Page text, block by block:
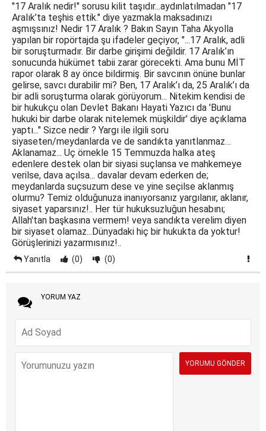
"17 Aralık nedir!" sorusu kilit taşıdır...aydınlatılmadan "17
Aralık’ta teşhis ettik." diye yazmakla maksadınızı
aşmışsınız! Nedir 17 Aralık ? Bakın Sayın Taha Akyolla
yapılan bir ropörtajda şu ifadeler geçiyor, "...17 Aralık, adli
bir soruşturmadır. Bir darbe girişimi değildir. 17 Aralık’ın
sonucunda hükümet tabii zarar görecekti. Ama bunu MİT
rapor olarak 8 ay önce bildirmiş. Bir savcının önüne bunlar
gelirse, savcı durabilir mi? Ben, 17 Aralık’ı da, 25 Aralık’ı da
bir adli soruşturma olarak görüyorum... Nitekim kendisi de
bir hukukçu olan Devlet Bakanı Hayati Yazıcı da 'Bunu
hukuki bir darbe olarak nitelemek müşkildir' diye açıklama
yaptı..." Sizce nedir ? Yargı ile ilgili soru
siyaseten/meydanlarda ve de sandıkta yanıtlanmaz…
Aklanamaz... Uç örnekle 15 Temmuzda halka ateş
edenlere destek olan bir siyasi suçlansa ve mahkemeye
verilse, dava açılsa... davalar devam ederken de;
meydanlarda suçsuzum dese ve yine seçilse aklanmış
olurmu? Temiz olduğunuza inanıyorsanız yargılanır, aklanır,
siyaset yaparsınız!.. Her tür hukuksuzluğun hesabını;
Allah'tan başkasına vermem! veya sandıkta verelim diyen
bir siyaset olamaz...Dünyadaki hiç bir hukukta da yoktur!
Görüşlerinizi yazarmısınız!..
Yanıtla (0) (0)
YORUM YAZ